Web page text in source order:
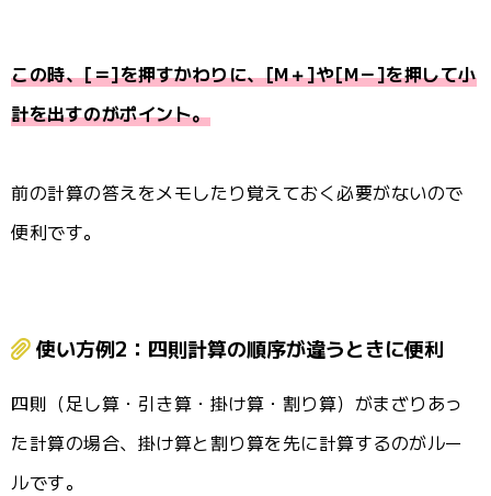
この時、[＝]を押すかわりに、[M＋]や[M－]を押して小
計を出すのがポイント。
前の計算の答えをメモしたり覚えておく必要がないので
便利です。
使い方例2：四則計算の順序が違うときに便利
四則（足し算・引き算・掛け算・割り算）がまざりあっ
た計算の場合、掛け算と割り算を先に計算するのがルー
ルです。